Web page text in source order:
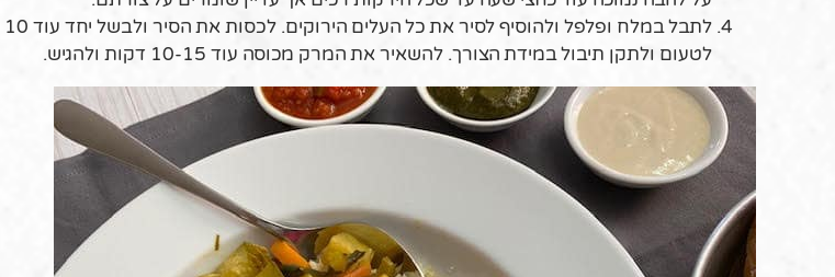
לטעום ולתקן תיבול במידת הצורך. להשאיר את המרק מכוסה עוד 10-15 דקות ולהגיש.